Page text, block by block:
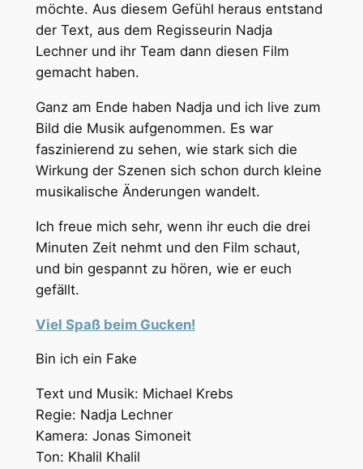
möchte. Aus diesem Gefühl heraus entstand
der Text, aus dem Regisseurin Nadja
Lechner und ihr Team dann diesen Film
gemacht haben.
Ganz am Ende haben Nadja und ich live zum
Bild die Musik aufgenommen. Es war
faszinierend zu sehen, wie stark sich die
Wirkung der Szenen sich schon durch kleine
musikalische Änderungen wandelt.
Ich freue mich sehr, wenn ihr euch die drei
Minuten Zeit nehmt und den Film schaut,
und bin gespannt zu hören, wie er euch
gefällt.
Viel Spaß beim Gucken!
Bin ich ein Fake
Text und Musik: Michael Krebs
Regie: Nadja Lechner
Kamera: Jonas Simoneit
Ton: Khalil Khalil